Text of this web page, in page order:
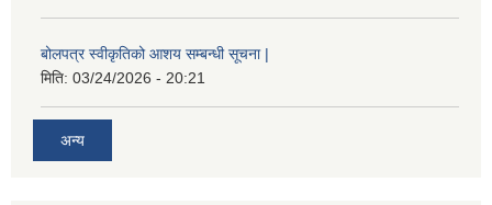
बोलपत्र स्वीकृतिको आशय सम्बन्धी सूचना |
मिति: 03/24/2026 - 20:21
अन्य